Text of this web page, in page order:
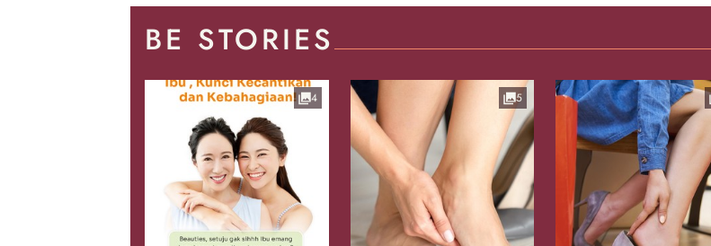
BE STORIES
4 5